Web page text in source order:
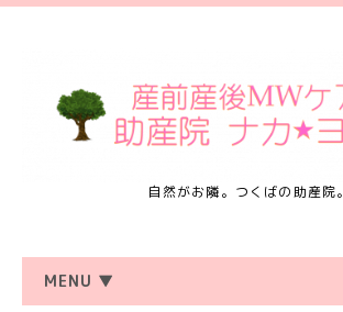
自然がお隣。つくばの助産院。
MENU ▼